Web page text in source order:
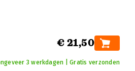
€ 21,50
3 werkdagen | Gratis verzonden